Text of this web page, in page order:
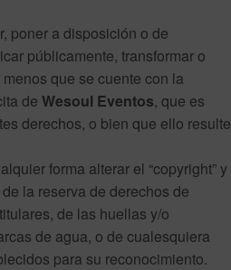
poner a disposición o de
públicamente, transformar o
que se cuente con la
de Wesoul Eventos, que es
derechos, o bien que ello resulte
forma alterar el “copyright” y
la reserva de derechos de
de las huellas y/o
de agua, o de cualesquiera
para su reconocimiento.